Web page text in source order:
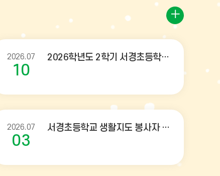
정
다
음
2026.07
10
2026학년도 2학기 서경초등학교 학생자치회 회장재선거일 공고
2026.07
03
서경초등학교 생활지도 봉사자 모집 공고